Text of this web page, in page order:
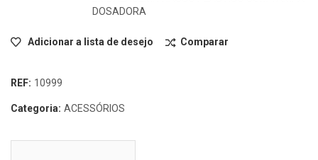
DOSADORA
Adicionar a lista de desejo Comparar
REF: 10999
Categoria: ACESSÓRIOS